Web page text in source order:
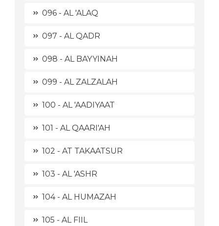
096 - AL 'ALAQ
097 - AL QADR
098 - AL BAYYINAH
099 - AL ZALZALAH
100 - AL 'AADIYAAT
101 - AL QAARI'AH
102 - AT TAKAATSUR
103 - AL 'ASHR
104 - AL HUMAZAH
105 - AL FIIL